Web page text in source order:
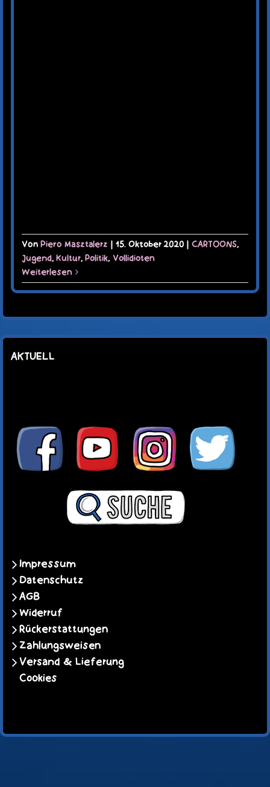
Von Piero Masztalerz | 15. Oktober 2020 | CARTOONS,
Jugend, Kultur, Politik, Vollidioten
Weiterlesen
AKTUELL
Impressum
Datenschutz
AGB
Widerruf
Rückerstattungen
Zahlungsweisen
Versand & Lieferung
Cookies